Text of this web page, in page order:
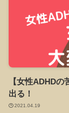
【女性ADHD
出る！
2021.04.19